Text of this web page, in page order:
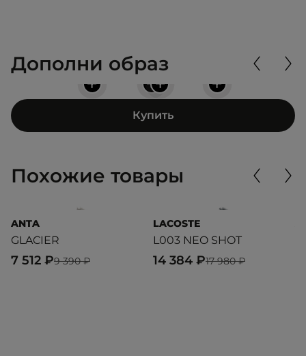
Дополни образ
+
+
+ +
Купить
Похожие товары
ANTA
GLACIER
9 390 ₽
7 512 ₽
LACOSTE
L003 NEO SHOT
17 980 ₽
14 384 ₽